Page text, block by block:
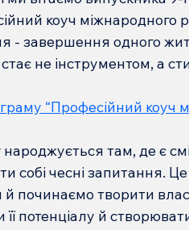
коуч міжнародного
- завершення одного
не інструментом, а
“Професійний коуч
там, де є
собі чесні запитання.
й починаємо творити
її потенціалу й